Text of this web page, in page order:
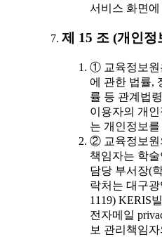
서비스 화면
제 15 조 (개인정
① 교육정보원
에 관한 법률,
률 등 관계법
이용자의 개
는 개인정보
② 교육정보원
책임자는 학
담당 부서장(
락처는 대구
1119) KERIS
전자메일
보 관리책임